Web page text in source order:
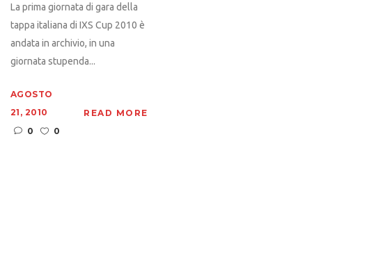
La prima giornata di gara della
tappa italiana di IXS Cup 2010 è
andata in archivio, in una
giornata stupenda...
AGOSTO
21, 2010
0
0
READ MORE